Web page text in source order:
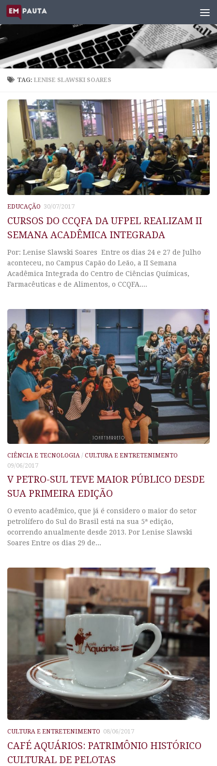
Skip to content
TAG:LENISE SLAWSKI SOARES
EDUCAÇÃO 30/07/2017
CURSOS DO CCQFA DA UFPEL REALIZAM II
SEMANA ACADÊMICA INTEGRADA
Por: Lenise Slawski Soares Entre os dias 24 e 27 de Julho
aconteceu, no Campus Capão do Leão, a II Semana
Acadêmica Integrada do Centro de Ciências Químicas,
Farmacêuticas e de Alimentos, o CCQFA....
CIÊNCIA E TECNOLOGIA / CULTURA E ENTRETENIMENTO
09/06/2017
V PETRO-SUL TEVE MAIOR PÚBLICO DESDE
SUA PRIMEIRA EDIÇÃO
O evento acadêmico, que já é considero o maior do setor
petrolífero do Sul do Brasil está na sua 5ª edição,
ocorrendo anualmente desde 2013. Por Lenise Slawski
Soares Entre os dias 29 de...
CULTURA E ENTRETENIMENTO 08/06/2017
CAFÉ AQUÁRIOS: PATRIMÔNIO HISTÓRICO
CULTURAL DE PELOTAS